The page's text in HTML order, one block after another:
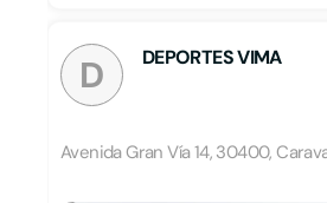
D DEPORTES VIMA
Avenida Gran Vía 14, 30400,